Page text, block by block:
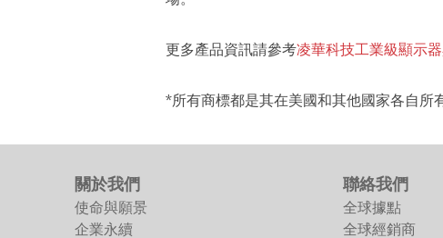
更多產品資訊請參考凌華科技工業級顯示
*所有商標都是其在美國和其他國家各自所
關於我們
使命與願景
企業永續
聯絡我們
全球據點
全球經銷商